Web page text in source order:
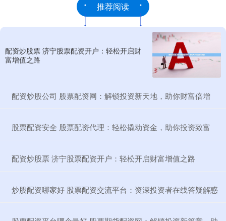
推荐阅读
配资炒股票 济宁股票配资开户：轻松开启财
富增值之路
​配资炒股公司 股票配资网：解锁投资新天地，助你财富倍增
​股票配资安全 股票配资代理：轻松撬动资金，助你投资致富
​配资炒股票 济宁股票配资开户：轻松开启财富增值之路
​炒股配资哪家好 股票配资交流平台：资深投资者在线答疑解惑